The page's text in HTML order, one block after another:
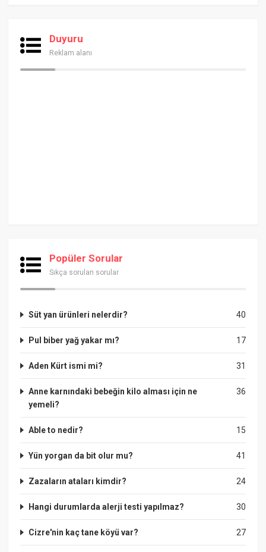
Duyuru
Reklam alanı
Popüler Sorular
Sıkça sorulan sorular
40
Süt yan ürünleri nelerdir?
17
Pul biber yağ yakar mı?
31
Aden Kürt ismi mi?
36
Anne karnındaki bebeğin kilo alması için ne
yemeli?
15
Able to nedir?
41
Yün yorgan da bit olur mu?
24
Zazaların ataları kimdir?
30
Hangi durumlarda alerji testi yapılmaz?
27
Cizre'nin kaç tane köyü var?